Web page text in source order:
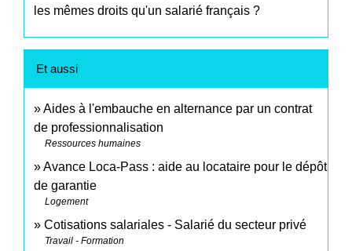
les mêmes droits qu'un salarié français ?
Et aussi
Aides à l'embauche en alternance par un contrat
de professionnalisation
Ressources humaines
Avance Loca-Pass : aide au locataire pour le dépôt
de garantie
Logement
Cotisations salariales - Salarié du secteur privé
Travail - Formation